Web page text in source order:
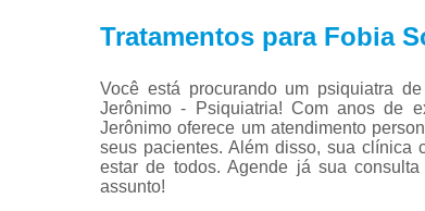
Tratamentos para Fobia
Você está procurando um psiquiatra
Jerônimo - Psiquiatria! Com anos de
Jerônimo oferece um atendimento
seus pacientes. Além disso, sua clínica
estar de todos. Agende já sua
assunto!